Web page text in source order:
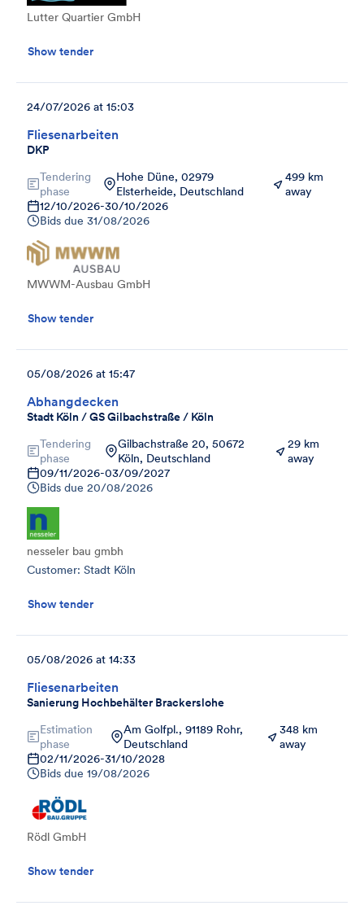
Lutter Quartier GmbH
Show tender
Fliesenarbeiten
DKP
24/07/2026 at 15:03
Tendering
phase
Hohe Düne, 02979
Elsterheide, Deutschland
499 km
away
12/10/2026-30/10/2026
Bids due 31/08/2026
MWWM-Ausbau GmbH
Show tender
Abhangdecken
Stadt Köln / GS Gilbachstraße / Köln
05/08/2026 at 15:47
Tendering
phase
Gilbachstraße 20, 50672
Köln, Deutschland
29 km
away
09/11/2026-03/09/2027
Bids due 20/08/2026
nesseler bau gmbh
Customer: Stadt Köln
Show tender
Fliesenarbeiten
Sanierung Hochbehälter Brackerslohe
05/08/2026 at 14:33
Estimation
phase
Am Golfpl., 91189 Rohr,
Deutschland
348 km
away
02/11/2026-31/10/2028
Bids due 19/08/2026
Rödl GmbH
Show tender